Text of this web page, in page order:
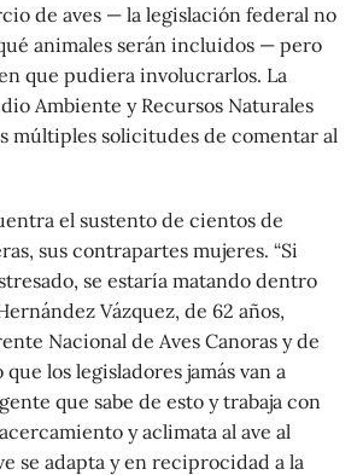
de aves — la legislación federal no
animales serán incluidos — pero
que pudiera involucrarlos. La
Ambiente y Recursos Naturales
múltiples solicitudes de comentar al
el sustento de cientos de
sus contrapartes mujeres. “Si
se estaría matando dentro
Vázquez, de 62 años,
Nacional de Aves Canoras y de
que los legisladores jamás van a
que sabe de esto y trabaja con
y aclimata al ave al
se adapta y en reciprocidad a la